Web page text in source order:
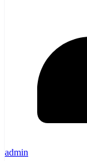
admin